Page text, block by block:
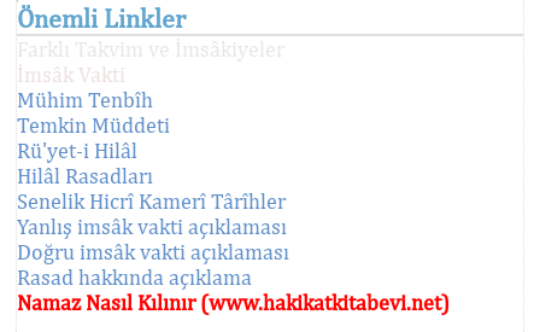
Önemli Linkler
Farklı Takvim ve İmsâkiyeler
İmsâk Vakti
Mühim Tenbîh
Temkin Müddeti
Rü'yet-i Hilâl
Hilâl Rasadları
Senelik Hicrî Kamerî Târîhler
Yanlış imsâk vakti açıklaması
Doğru imsâk vakti açıklaması
Rasad hakkında açıklama
Namaz Nasıl Kılınır (www.hakikatkitabevi.net)